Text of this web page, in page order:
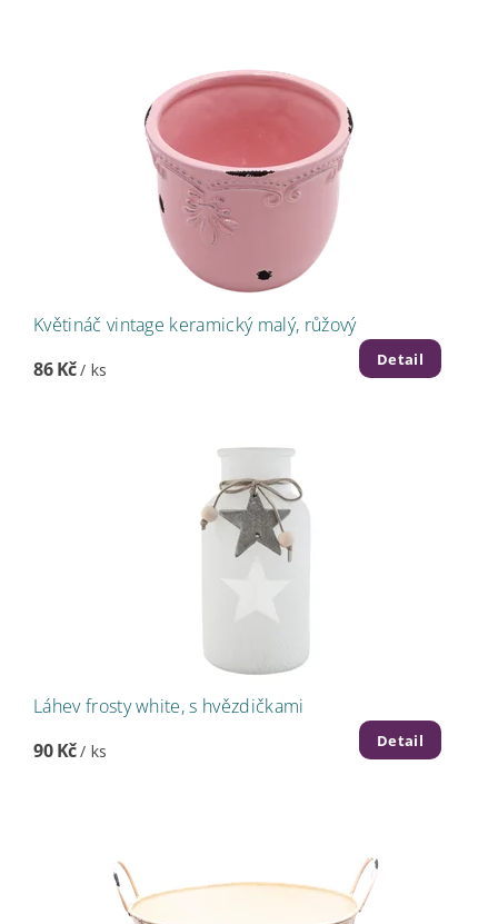
Květináč vintage keramický malý, růžový
86 Kč/ ks
Detail
Láhev frosty white, s hvězdičkami
90 Kč/ ks
Detail